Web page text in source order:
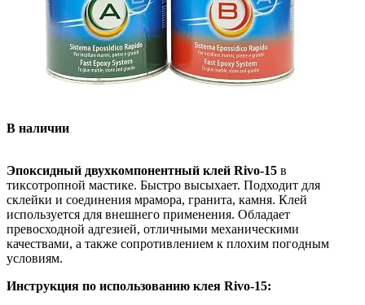
В наличии
Эпоксидный двухкомпонентный клей Rivo-15 в
тиксотропной мастике. Быстро высыхает. Подходит для
склейки и соединения мрамора, гранита, камня. Клей
используется для внешнего применения. Обладает
превосходной адгезией, отличными механическими
качествами, а также сопротивлением к плохим погодным
условиям.
Инструкция по использованию клея Rivo-15: